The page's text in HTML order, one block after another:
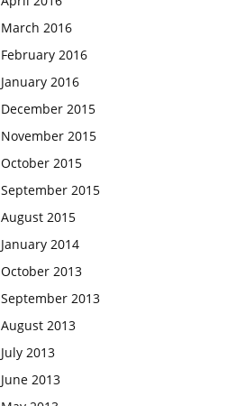
March 2016
February 2016
January 2016
December 2015
November 2015
October 2015
September 2015
August 2015
January 2014
October 2013
September 2013
August 2013
July 2013
June 2013